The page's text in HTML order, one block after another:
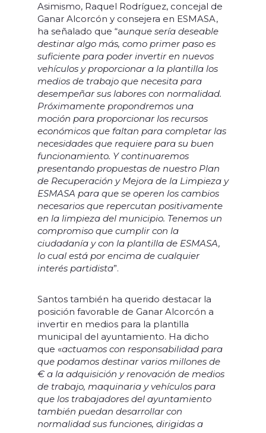
Asimismo, Raquel Rodríguez, concejal de
Ganar Alcorcón y consejera en ESMASA,
ha señalado que “aunque sería deseable
destinar algo más, como primer paso es
suficiente para poder invertir en nuevos
vehículos y proporcionar a la plantilla los
medios de trabajo que necesita para
desempeñar sus labores con normalidad.
Próximamente propondremos una
moción para proporcionar los recursos
económicos que faltan para completar las
necesidades que requiere para su buen
funcionamiento. Y continuaremos
presentando propuestas de nuestro Plan
de Recuperación y Mejora de la Limpieza y
ESMASA para que se operen los cambios
necesarios que repercutan positivamente
en la limpieza del municipio. Tenemos un
compromiso que cumplir con la
ciudadanía y con la plantilla de ESMASA,
lo cual está por encima de cualquier
interés partidista”.
Santos también ha querido destacar la
posición favorable de Ganar Alcorcón a
invertir en medios para la plantilla
municipal del ayuntamiento. Ha dicho
que «actuamos con responsabilidad para
que podamos destinar varios millones de
€ a la adquisición y renovación de medios
de trabajo, maquinaria y vehículos para
que los trabajadores del ayuntamiento
también puedan desarrollar con
normalidad sus funciones, dirigidas a